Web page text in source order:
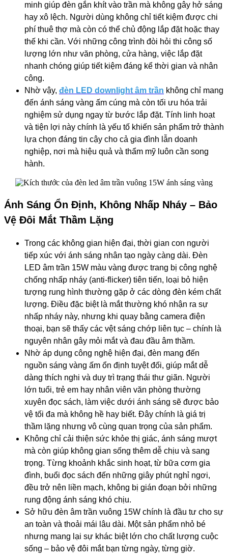
minh giúp đèn gắn khít vào trần mà không gây hở sáng
hay xô lệch. Người dùng không chỉ tiết kiệm được chi
phí thuê thợ mà còn có thể chủ động lắp đặt hoặc thay
thế khi cần. Với những công trình đòi hỏi thi công số
lượng lớn như văn phòng, cửa hàng, việc lắp đặt
nhanh chóng giúp tiết kiệm đáng kể thời gian và nhân
công.
Nhờ vậy, đèn LED downlight âm trần không chỉ mang
đến ánh sáng vàng ấm cúng mà còn tối ưu hóa trải
nghiệm sử dụng ngay từ bước lắp đặt. Tính linh hoạt
và tiện lợi này chính là yếu tố khiến sản phẩm trở thành
lựa chọn đáng tin cậy cho cả gia đình lẫn doanh
nghiệp, nơi mà hiệu quả và thẩm mỹ luôn cần song
hành.
Ánh Sáng Ổn Định, Không Nhấp Nháy – Bảo
Vệ Đôi Mắt Thầm Lặng
Trong các không gian hiện đại, thời gian con người
tiếp xúc với ánh sáng nhân tạo ngày càng dài. Đèn
LED âm trần 15W màu vàng được trang bị công nghệ
chống nhấp nháy (anti-flicker) tiên tiến, loại bỏ hiện
tượng rung hình thường gặp ở các dòng đèn kém chất
lượng. Điều đặc biệt là mắt thường khó nhận ra sự
nhấp nháy này, nhưng khi quay bằng camera điện
thoại, bạn sẽ thấy các vệt sáng chớp liên tục – chính là
nguyên nhân gây mỏi mắt và đau đầu âm thầm.
Nhờ áp dụng công nghệ hiện đại, đèn mang đến
nguồn sáng vàng ấm ổn định tuyệt đối, giúp mắt dễ
dàng thích nghi và duy trì trạng thái thư giãn. Người
lớn tuổi, trẻ em hay nhân viên văn phòng thường
xuyên đọc sách, làm việc dưới ánh sáng sẽ được bảo
vệ tối đa mà không hề hay biết. Đây chính là giá trị
thầm lặng nhưng vô cùng quan trọng của sản phẩm.
Không chỉ cải thiện sức khỏe thị giác, ánh sáng mượt
mà còn giúp không gian sống thêm dễ chịu và sang
trọng. Từng khoảnh khắc sinh hoạt, từ bữa cơm gia
đình, buổi đọc sách đến những giây phút nghỉ ngơi,
đều trở nên liền mạch, không bị gián đoạn bởi những
rung động ánh sáng khó chịu.
Sở hữu đèn âm trần vuông 15W chính là đầu tư cho sự
an toàn và thoải mái lâu dài. Một sản phẩm nhỏ bé
nhưng mang lại sự khác biệt lớn cho chất lượng cuộc
sống – bảo vệ đôi mắt bạn từng ngày, từng giờ.